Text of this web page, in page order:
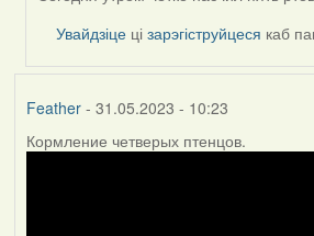
Lighty
Увайдзіце цізарэгіструйцеся каб
Feather- 31.05.2023 - 10:23
Кормление четверых птенцов.